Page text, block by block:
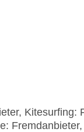
Kitesurfing: